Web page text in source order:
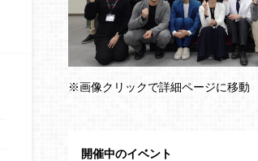
※画像クリックで詳細ページに移動
開催中のイベント